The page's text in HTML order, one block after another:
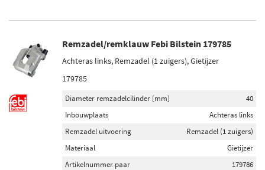
Remzadel/remklauw Febi Bilstein 179785
Achteras links, Remzadel (1 zuigers), Gietijzer
179785
Diameter remzadelcilinder [mm]
40
Inbouwplaats
Achteras links
Remzadel uitvoering
Remzadel (1 zuigers)
Materiaal
Gietijzer
Artikelnummer paar
179786